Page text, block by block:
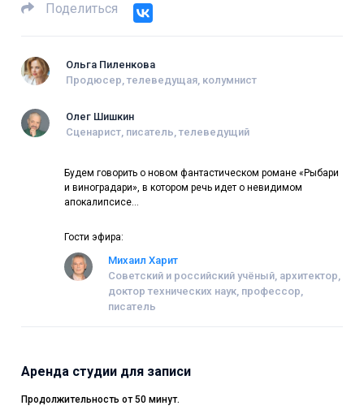
Поделиться
Ольга Пиленкова
Продюсер, телеведущая, колумнист
Олег Шишкин
Сценарист, писатель, телеведущий
Будем говорить о новом фантастическом романе «Рыбари
и виноградари», в котором речь идет о невидимом
апокалипсисе…
Гости эфира:
Михаил Харит
Советский и российский учёный, архитектор,
доктор технических наук, профессор,
писатель
Аренда студии для записи
Продолжительность от 50 минут.